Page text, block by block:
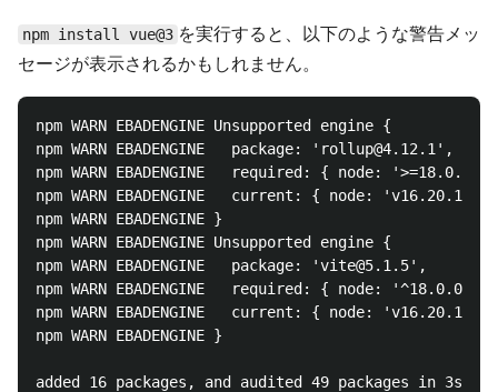
npm install vue@3 を実行すると、以下のような警告メッ
セージが表示されるかもしれません。
npm WARN EBADENGINE Unsupported engine {
npm WARN EBADENGINE   package: 'rollup@4.12.1',
npm WARN EBADENGINE   required: { node:
npm WARN EBADENGINE   current: { node:
npm WARN EBADENGINE }
npm WARN EBADENGINE Unsupported engine {
npm WARN EBADENGINE   package: 'vite@5.1.5',
npm WARN EBADENGINE   required: { node: '^18.0.0
npm WARN EBADENGINE   current: { node:
npm WARN EBADENGINE }
added 16 packages, and audited 49 packages in 3s